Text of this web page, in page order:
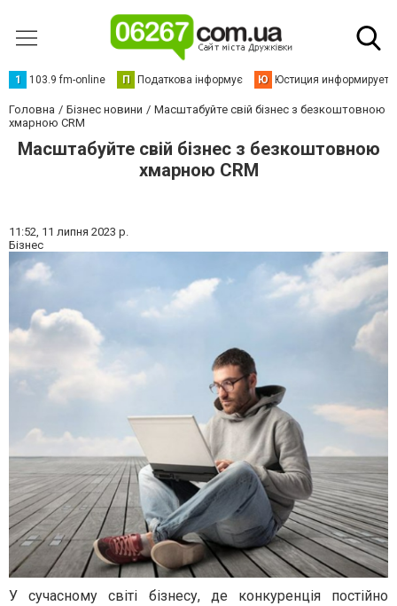
1 103.9 fm-online П Податкова інформує Ю Юстиция информирует
Головна Бізнес новини
Масштабуйте свій бізнес з безкоштовною
хмарною CRM
Масштабуйте свій бізнес з безкоштовною
хмарною CRM
11:52, 11 липня 2023 р.
Бізнес
У сучасному світі бізнесу, де конкуренція постійно